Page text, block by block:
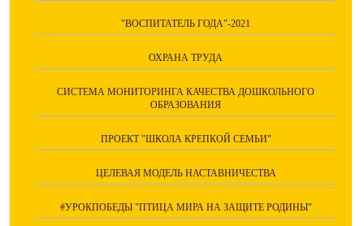
"ВОСПИТАТЕЛЬ ГОДА"-2021
ОХРАНА ТРУДА
СИСТЕМА МОНИТОРИНГА КАЧЕСТВА ДОШКОЛЬНОГО
ОБРАЗОВАНИЯ
ПРОЕКТ "ШКОЛА КРЕПКОЙ СЕМЬИ"
ЦЕЛЕВАЯ МОДЕЛЬ НАСТАВНИЧЕСТВА
#УРОКПОБЕДЫ "ПТИЦА МИРА НА ЗАЩИТЕ РОДИНЫ"